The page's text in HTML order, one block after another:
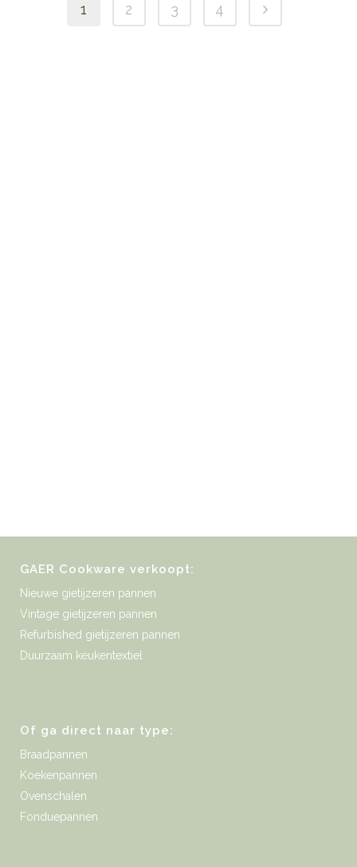
1 2 3 4
GAER Cookware verkoopt:
Nieuwe gietijzeren pannen
Vintage gietijzeren pannen
Refurbished gietijzeren pannen
Duurzaam keukentextiel
Of ga direct naar type:
Braadpannen
Koekenpannen
Ovenschalen
Fonduepannen